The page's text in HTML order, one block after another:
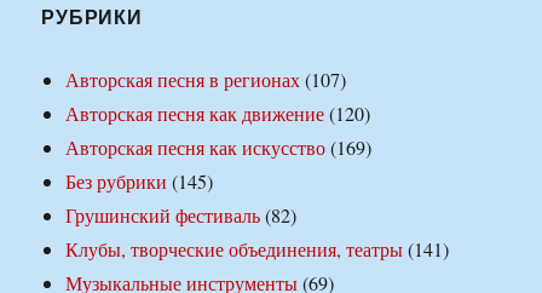
РУБРИКИ
Авторская песня в регионах(107)
Авторская песня как движение(120)
Авторская песня как искусство(169)
Без рубрики (145)
Грушинский фестиваль(82)
Клубы, творческие объединения, театры(141)
Музыкальные инструменты(69)